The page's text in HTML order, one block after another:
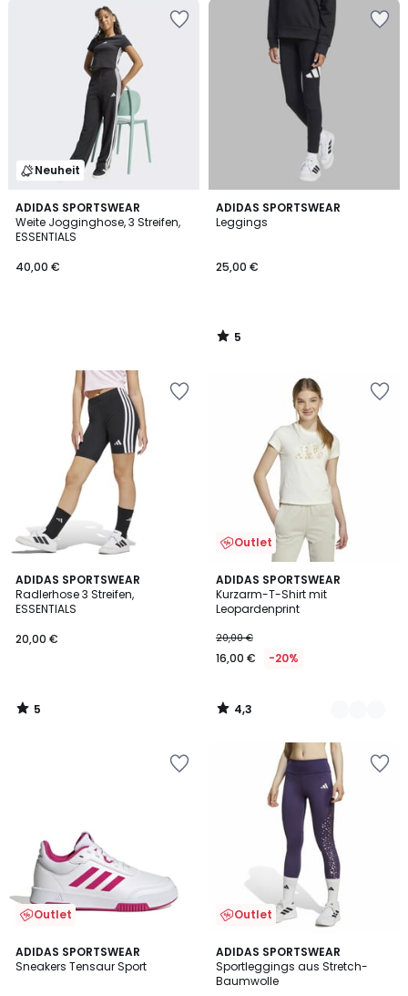
Neuheit
ADIDAS SPORTSWEAR
Weite Jogginghose, 3 Streifen,
ESSENTIALS
40,00 €
ADIDAS SPORTSWEAR
Leggings
25,00 €
5
/
5
/
ADIDAS SPORTSWEAR
Radlerhose 3 Streifen,
ESSENTIALS
20,00 €
5
/
5
5
/
Outlet
ADIDAS SPORTSWEAR
Kurzarm-T-Shirt mit
Leopardenprint
20,00 €
16,00 € -20%
4,3
/ 5
2
Farben
4,3
/
Outlet
ADIDAS SPORTSWEAR
Sneakers Tensaur Sport
4,8
/ 5
Outlet
ADIDAS SPORTSWEAR
Sportleggings aus Stretch-
Baumwolle